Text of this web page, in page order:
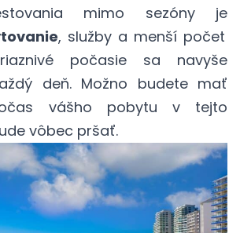
mimo sezóny je
, služby a menší počet
počasie sa navyše
deň. Možno budete mať
vášho pobytu v tejto
vôbec pršať.